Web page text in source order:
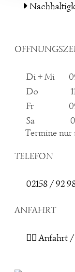
Di + Mi
Do
Fr
Sa
Termine nur
TELEFON
02158 / 92
ANFAHRT
👉🏻 Anfahrt